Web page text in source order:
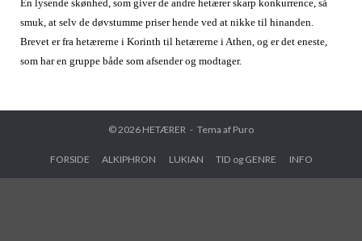
En lysende skønhed, som giver de andre hetærer skarp konkurrence, så
smuk, at selv de døvstumme priser hende ved at nikke til hinanden.
Brevet er fra hetærerne i Korinth til hetærerne i Athen, og er det eneste,
som har en gruppe både som afsender og modtager.
© 2026 HETÆRER Tema af Puro
FORSIDE ALKIPHRON LUKIAN TID og GENRE INFO